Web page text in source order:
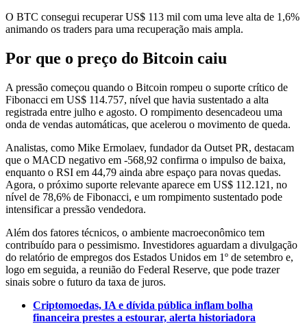
O BTC consegui recuperar US$ 113 mil com uma leve alta de 1,6%
animando os traders para uma recuperação mais ampla.
Por que o preço do Bitcoin caiu
A pressão começou quando o Bitcoin rompeu o suporte crítico de
Fibonacci em US$ 114.757, nível que havia sustentado a alta
registrada entre julho e agosto. O rompimento desencadeou uma
onda de vendas automáticas, que acelerou o movimento de queda.
Analistas, como Mike Ermolaev, fundador da Outset PR, destacam
que o MACD negativo em -568,92 confirma o impulso de baixa,
enquanto o RSI em 44,79 ainda abre espaço para novas quedas.
Agora, o próximo suporte relevante aparece em US$ 112.121, no
nível de 78,6% de Fibonacci, e um rompimento sustentado pode
intensificar a pressão vendedora.
Além dos fatores técnicos, o ambiente macroeconômico tem
contribuído para o pessimismo. Investidores aguardam a divulgação
do relatório de empregos dos Estados Unidos em 1º de setembro e,
logo em seguida, a reunião do Federal Reserve, que pode trazer
sinais sobre o futuro da taxa de juros.
Criptomoedas, IA e dívida pública inflam bolha
financeira prestes a estourar, alerta historiadora